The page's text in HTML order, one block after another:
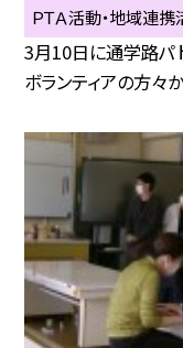
ＰＴＡ活動・地域連
3月10日に通学路パ
ボランティアの方々